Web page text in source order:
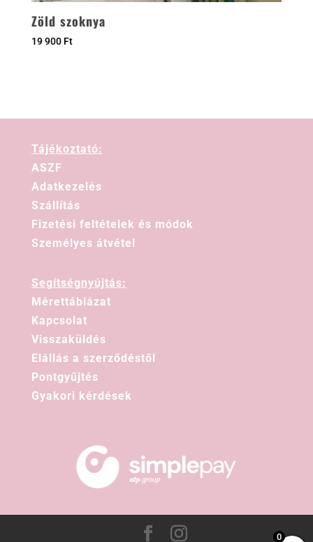
Zöld szoknya
19 900 Ft
Tájékoztató:
ASZF
Adatkezelés
Szállítás
Fizetési feltételek és módok
Személyes átvétel
Segítségnyújtás:
Mérettáblázat
Kapcsolat
Visszaküldés
Elállás a szerződéstől
Pontgyűjtés
Gyakori kérdések
0